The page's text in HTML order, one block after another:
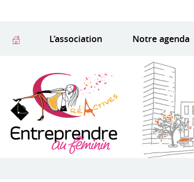
L’association Notre agenda